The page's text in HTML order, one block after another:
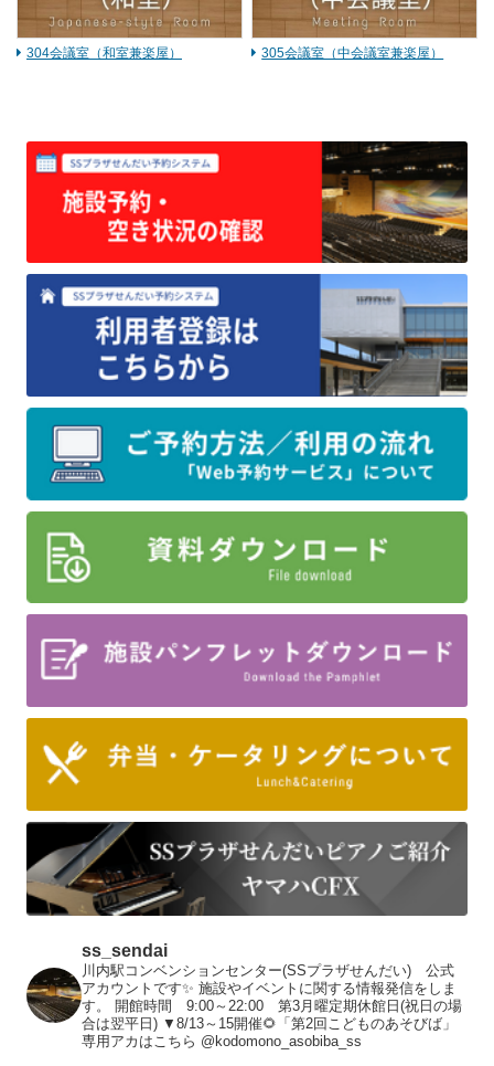
304会議室（和室兼楽屋） 305会議室（中会議室兼楽屋）
ss_sendai
川内駅コンベンションセンター(SSプラザせんだい) 公式
アカウントです✨ 施設やイベントに関する情報発信をしま
す。
開館時間 9:00～22:00 第3月曜定期休館日(祝日の場
合は翌平日) ▼8/13～15開催🌻「第2回こどものあそびば」
専用アカはこちら @kodomono_asobiba_ss